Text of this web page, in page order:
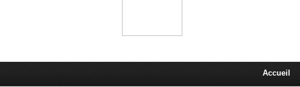
Accueil